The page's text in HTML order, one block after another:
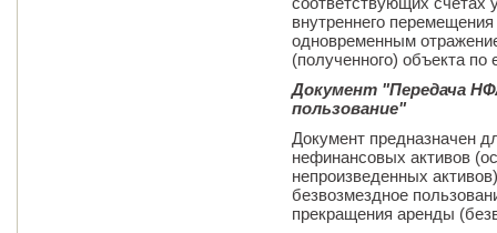
внутреннего
одновременным
(полученного) объекта по
Документ "Передача
пользование"
Документ предназначен
нефинансовых активов
непроизведенных
безвозмездное
прекращения аренды